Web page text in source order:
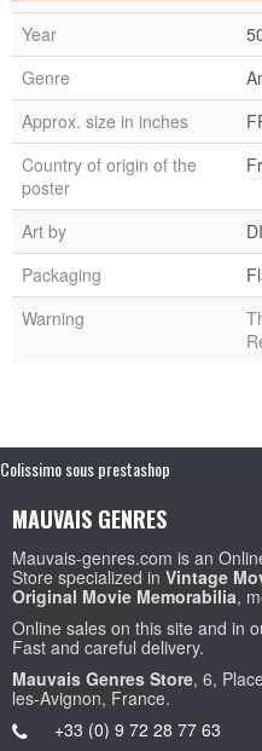
Year
Genre
Approx. size in inches
Country of origin of the
poster
Art by
Packaging
Warning
Colissimo sous prestashop
MAUVAIS GENRES
Mauvais-genres.com is an
Store specialized in Vintage
Original Movie Memorabilia,
Online sales on this site and in
Fast and careful delivery.
Mauvais Genres Store, 6,
les-Avignon, France.
+33 (0) 9 72 28 77 63